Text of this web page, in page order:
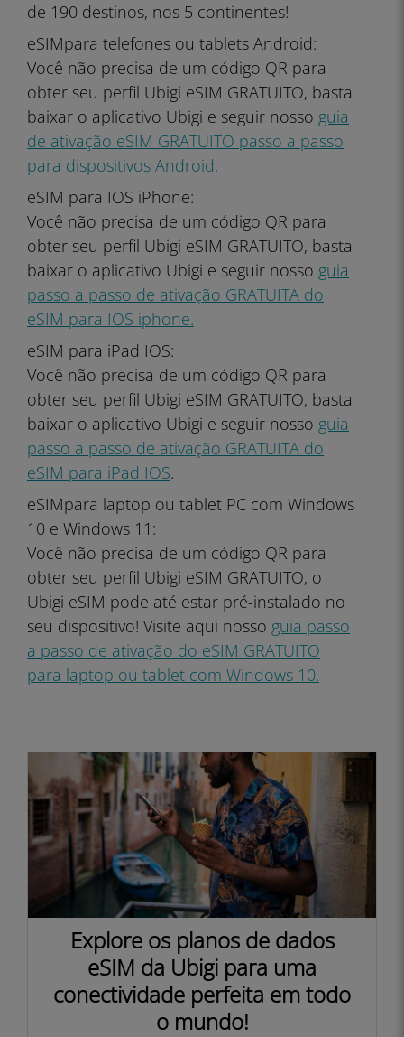
de 190 destinos, nos 5 continentes!
eSIMpara telefones ou tablets Android:
Você não precisa de um código QR para
obter seu perfil Ubigi eSIM GRATUITO, basta
baixar o aplicativo Ubigi e seguir nosso guia
de ativação eSIM GRATUITO passo a passo
para dispositivos Android.
eSIM para IOS iPhone:
Você não precisa de um código QR para
obter seu perfil Ubigi eSIM GRATUITO, basta
baixar o aplicativo Ubigi e seguir nosso guia
passo a passo de ativação GRATUITA do
eSIM para IOS iphone.
eSIM para iPad IOS:
Você não precisa de um código QR para
obter seu perfil Ubigi eSIM GRATUITO, basta
baixar o aplicativo Ubigi e seguir nosso guia
passo a passo de ativação GRATUITA do
eSIM para iPad IOS.
eSIMpara laptop ou tablet PC com Windows
10 e Windows 11:
Você não precisa de um código QR para
obter seu perfil Ubigi eSIM GRATUITO, o
Ubigi eSIM pode até estar pré-instalado no
seu dispositivo! Visite aqui nosso guia passo
a passo de ativação do eSIM GRATUITO
para laptop ou tablet com Windows 10.
Explore os planos de dados
eSIM da Ubigi para uma
conectividade perfeita em todo
o mundo!